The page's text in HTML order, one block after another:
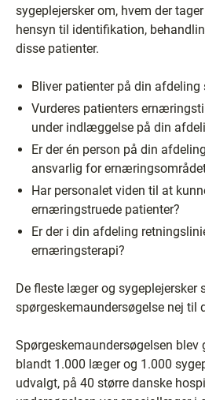
sygeplejersker om, hvem der
hensyn til identifikation,
disse patienter.
Bliver patienter på din
Vurderes patienters
under indlæggelse på din
Er der én person på din
ansvarlig for
Har personalet viden til at
ernæringstruede patienter?
Er der i din afdeling
ernæringsterapi?
De fleste læger og sygeplejersker
spørgeskemaundersøgelse nej til
Spørgeskemaundersøgelsen
blandt 1.000 læger og 1.000
udvalgt, på 40 større danske